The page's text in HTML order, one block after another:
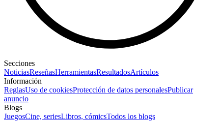
Secciones
NoticiasReseñasHerramientasResultadosArtículos
Información
ReglasUso de cookiesProtección de datos personalesPublicar
anuncio
Blogs
JuegosCine, seriesLibros, cómicsTodos los blogs